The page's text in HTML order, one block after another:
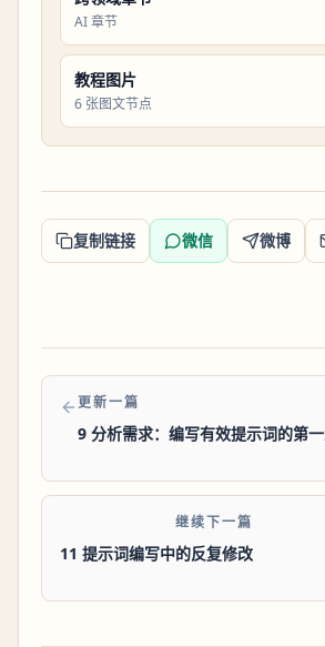
AI 章节
教程图片
6 张图文节点
复制链接 微信 微博
更新一篇
9 分析需求：编写有效提示词的第
继续下一篇
11 提示词编写中的反复修改